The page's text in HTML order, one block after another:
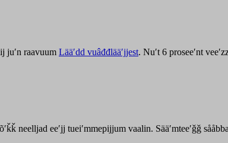
juʹn raavuum Lääʹdd vuâđđlääʹjjest. Nuʹt 6 proseeʹnt
neelljad eeʹjj tueiʹmmepijjum vaalin. Sääʹmteeʹǧǧ